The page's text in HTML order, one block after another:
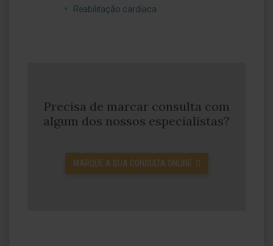
Reabilitação cardíaca
Precisa de marcar consulta com
algum dos nossos especialistas?
MARQUE A SUA CONSULTA ONLINE